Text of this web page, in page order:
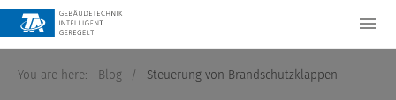
You are here: Blog / Steuerung von Brandschutzklappen